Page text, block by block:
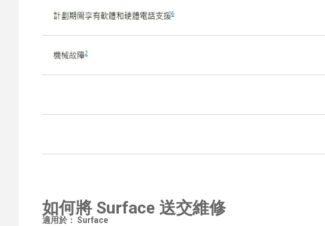
如何將 Surface 送交維修
適用於： Surface